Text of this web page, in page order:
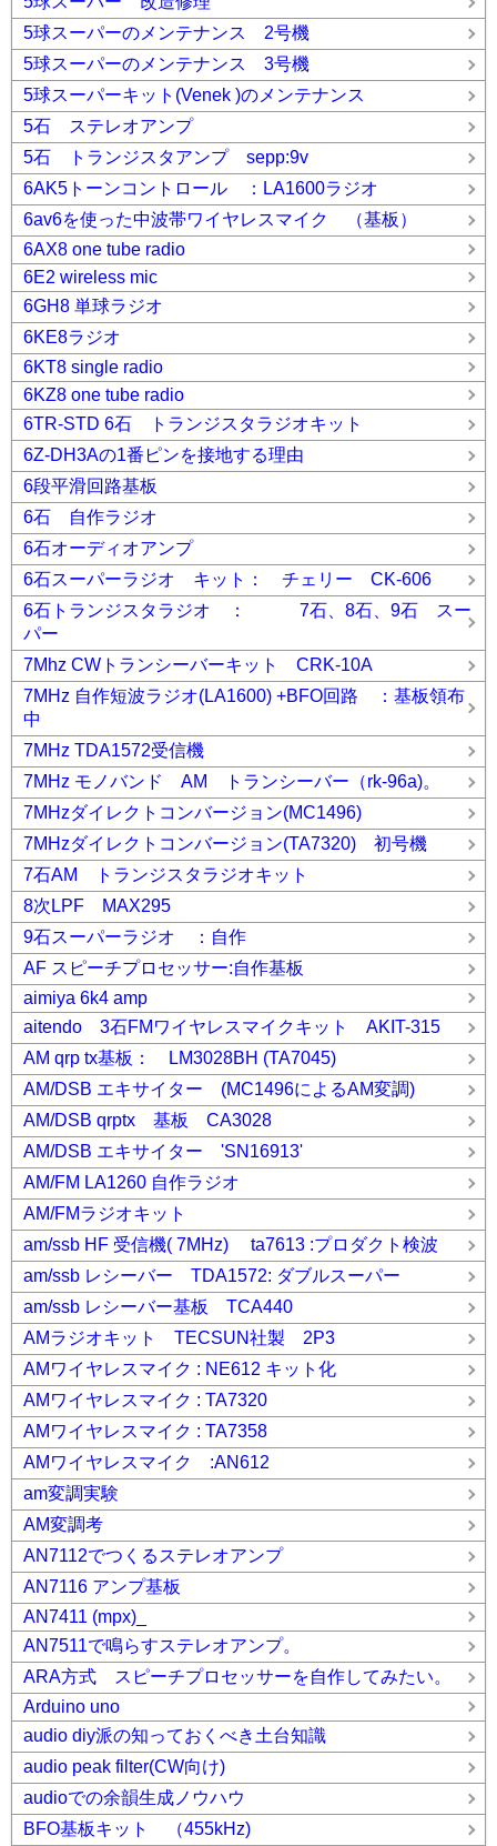
5球スーパーのメンテナンス 2号機
5球スーパーのメンテナンス 3号機
5球スーパーキット(Venek )のメンテナンス
5石 ステレオアンプ
5石 トランジスタアンプ sepp:9v
6AK5トーンコントロール ：LA1600ラジオ
6av6を使った中波帯ワイヤレスマイク （基板）
6AX8 one tube radio
6E2 wireless mic
6GH8 単球ラジオ
6KE8ラジオ
6KT8 single radio
6KZ8 one tube radio
6TR-STD 6石 トランジスタラジオキット
6Z-DH3Aの1番ピンを接地する理由
6段平滑回路基板
6石 自作ラジオ
6石オーディオアンプ
6石スーパーラジオ キット： チェリー CK-606
6石トランジスタラジオ ： 7石、8石、9石 スー
パー
7Mhz CWトランシーバーキット CRK-10A
7MHz 自作短波ラジオ(LA1600) +BFO回路 ：基板領布
中
7MHz TDA1572受信機
7MHz モノバンド AM トランシーバー（rk-96a)。
7MHzダイレクトコンバージョン(MC1496)
7MHzダイレクトコンバージョン(TA7320) 初号機
7石AM トランジスタラジオキット
8次LPF MAX295
9石スーパーラジオ ：自作
AF スピーチプロセッサー:自作基板
aimiya 6k4 amp
aitendo 3石FMワイヤレスマイクキット AKIT-315
AM qrp tx基板： LM3028BH (TA7045)
AM/DSB エキサイター (MC1496によるAM変調)
AM/DSB qrptx 基板 CA3028
AM/DSB エキサイター 'SN16913'
AM/FM LA1260 自作ラジオ
AM/FMラジオキット
am/ssb HF 受信機( 7MHz) ta7613 :プロダクト検波
am/ssb レシーバー TDA1572: ダブルスーパー
am/ssb レシーバー基板 TCA440
AMラジオキット TECSUN社製 2P3
AMワイヤレスマイク : NE612 キット化
AMワイヤレスマイク : TA7320
AMワイヤレスマイク : TA7358
AMワイヤレスマイク :AN612
am変調実験
AM変調考
AN7112でつくるステレオアンプ
AN7116 アンプ基板
AN7411 (mpx)_
AN7511で鳴らすステレオアンプ。
ARA方式 スピーチプロセッサーを自作してみたい。
Arduino uno
audio diy派の知っておくべき土台知識
audio peak filter(CW向け)
audioでの余韻生成ノウハウ
BFO基板キット （455kHz)